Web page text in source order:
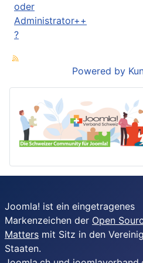
oder
Administrator++
?
Powered by
Joomla! ist ein eingetragenes
Markenzeichen der Open
Matters mit Sitz in den
Staaten.